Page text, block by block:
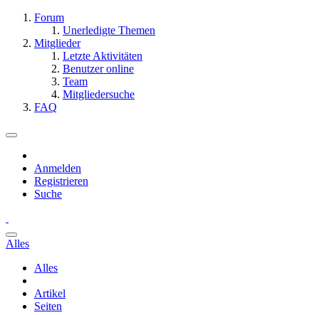
Forum
Unerledigte Themen
Mitglieder
Letzte Aktivitäten
Benutzer online
Team
Mitgliedersuche
FAQ
Anmelden
Registrieren
Suche
Alles
Alles
Artikel
Seiten